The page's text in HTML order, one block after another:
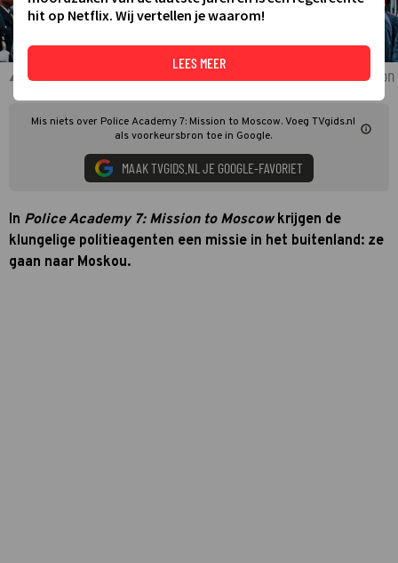
George Gaynes en Christopher Lee in Police Academy 7:
Mis niets over Police Academy 7: Mission to Moscow. Voeg TVgids.nl
als voorkeursbron toe in Google.
MAAK TVGIDS.NL JE GOOGLE-FAVORIET
In Police Academy 7: Mission to Moscow krijgen de
klungelige politieagenten een missie in het buitenland: ze
gaan naar Moskou.
hit op Netflix. Wij vertellen je waarom!
LEES MEER